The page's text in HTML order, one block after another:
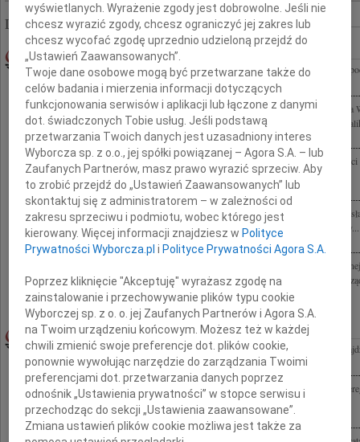
Liczba znalezionych nekrologów: 322 885
EDWARD WOJTAS13.04.2010CAŁA POLSKA
Z głębokim żalem przyjęliśmy wiadomość o tragicznej śmierci w katastrofie lotniczej
Posła na Sejm Rzeczypospolitej Polskiej, Członka Konwentu Politechniki...
Z głębokim żalem i smutkiem żegnamy zmarłego w katastrofie w Smoleńsku Edwarda
Składamy wyrazy głębokiego współczucia Rodzinie oraz Bliskim Zmarłego Janusz
Panu Józefowi Wojtasowi wyrazy głębokiego współczucia z powodu tragicznej śmierci
składa Grzegorz Sztolcman Poseł na Sejm RP
Z głębokim żalem przyjąłem wiadomość o tragicznej śmierci Posłów na Sejm RP
Edwarda Wojtasa Cześć Ich pamięci! Rodzinie i Bliskim składam najszczersze wyrazy...
Panu Józefowi Wojtasowi wyrazy głębokiego współczucia z powodu straty w
prezydenckiego w Smoleńsku Brata Edwarda Wojtasa Posła na Sejm RP składają
JERZY SZMAJDZIŃSKI13.04.2010WROCŁAW
Z najwyższym żalem i bólem przyjąłem wiadomość o tragicznej śmierci Jerzego
RP byłego Ministra Obrony Narodowej Serdeczne wyrazy współczucia...
Małgosi Szmajdzińskiej Agnieszce i Andrzejowi składamy wyrazy głębokiego i
Męża i Taty Jerzego Szmajdzińskiego Zachowamy Jurka w naszej pamięci tenisistki...
wyświetlanych. Wyrażenie zgody jest dobrowolne. Jeśli nie
chcesz wyrazić zgody, chcesz ograniczyć jej zakres lub
chcesz wycofać zgodę uprzednio udzieloną przejdź do
„Ustawień Zaawansowanych”.
Twoje dane osobowe mogą być przetwarzane także do
celów badania i mierzenia informacji dotyczących
funkcjonowania serwisów i aplikacji lub łączone z danymi
dot. świadczonych Tobie usług. Jeśli podstawą
przetwarzania Twoich danych jest uzasadniony interes
Wyborcza sp. z o.o., jej spółki powiązanej – Agora S.A. – lub
Zaufanych Partnerów, masz prawo wyrazić sprzeciw. Aby
to zrobić przejdź do „Ustawień Zaawansowanych” lub
skontaktuj się z administratorem – w zależności od
zakresu sprzeciwu i podmiotu, wobec którego jest
kierowany. Więcej informacji znajdziesz w Polityce
Prywatności Wyborcza.pl i Polityce Prywatności Agora S.A.
Poprzez kliknięcie "Akceptuję" wyrażasz zgodę na
zainstalowanie i przechowywanie plików typu cookie
Wyborczej sp. z o. o. jej Zaufanych Partnerów i Agora S.A.
na Twoim urządzeniu końcowym. Możesz też w każdej
chwili zmienić swoje preferencje dot. plików cookie,
ponownie wywołując narzędzie do zarządzania Twoimi
preferencjami dot. przetwarzania danych poprzez
odnośnik „Ustawienia prywatności” w stopce serwisu i
przechodząc do sekcji „Ustawienia zaawansowane”.
Zmiana ustawień plików cookie możliwa jest także za